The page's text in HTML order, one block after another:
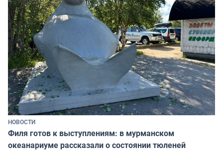
НОВОСТИ
Филя готов к выступлениям: в мурманском
океанариуме рассказали о состоянии тюленей